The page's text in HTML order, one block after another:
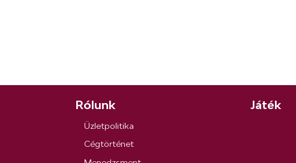
Rólunk
Üzletpolitika
Cégtörténet
Játék